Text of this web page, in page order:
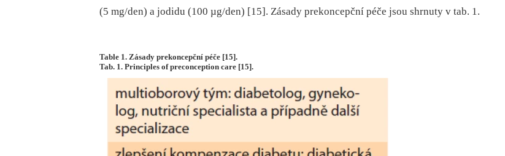
(5 mg/den) a jodidu (100 µg/den) [15]. Zásady prekoncepční péče jsou shrnuty v tab. 1.
Table 1. Zásady prekoncepční péče [15].
Tab. 1. Principles of preconception care [15].